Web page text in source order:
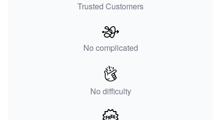
Trusted Customers
No complicated
No difficulty